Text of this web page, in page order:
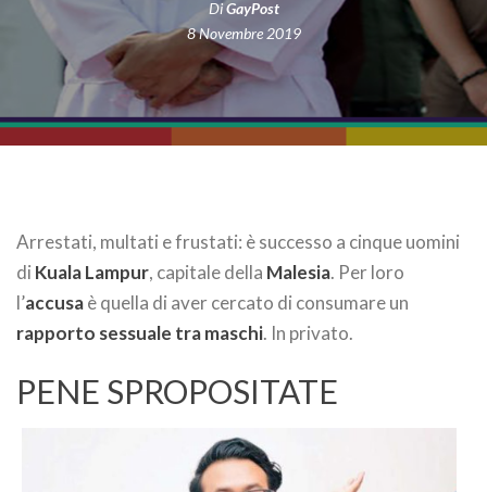
DiGayPost
8 Novembre 2019
Arrestati, multati e frustati: è successo a cinque uomini
di Kuala Lampur, capitale della Malesia. Per loro
l’accusaè quella di aver cercato di consumare un
rapporto sessuale tra maschi. In privato.
PENE SPROPOSITATE